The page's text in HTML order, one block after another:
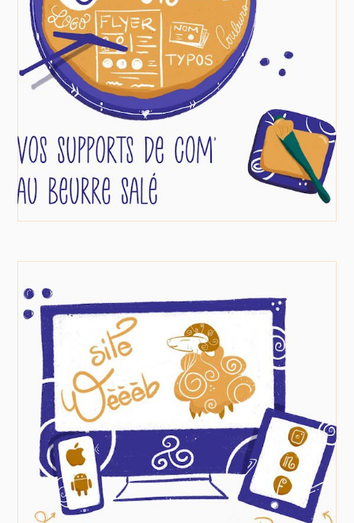
réseaux sociaux, chaque détail compte. La
cohérence de votre communication est
essentielle. Une identité de marque forte vous
rend unique, touche la bonne cible, mais aussi
vous rend fier de votre projet !
EN SAVOIR PLUS
Sites web & applis
Une présence digitale qui fait la
différence !
Sites web, applications mobiles
et réseaux sociaux : nous créons des
plateformes sur mesure, simples et
engageantes pour mettre votre entreprise en
lumière. Offrez une expérience unique à vos
utilisateurs et boostez votre image en ligne !